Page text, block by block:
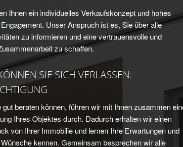
Ihnen ein individuelles Verkaufskonzept und hohes
Unser Anspruch ist es, Sie über alle
zu informieren und eine vertrauensvolle und
zu schaffen.
SIE SICH VERLASSEN:
gut beraten können, führen wir mit Ihnen zusammen
Ihres Objektes durch. Dadurch erhalten wir einen
von Ihrer Immobilie und lernen Ihre Erwartungen und
kennen. Gemeinsam besprechen wir alle